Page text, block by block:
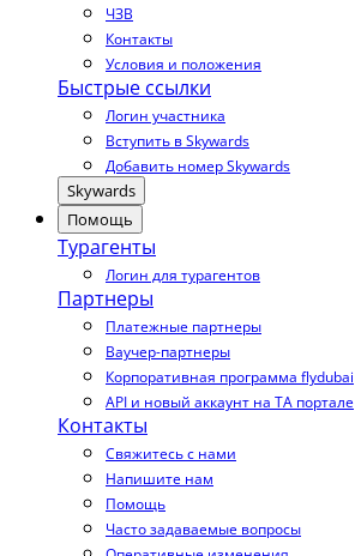
ЧЗВ
Контакты
Условия и положения
Быстрые ссылки
Логин участника
Вступить в Skywards
Добавить номер Skywards
Skywards
Помощь
Турагенты
Логин для турагентов
Партнеры
Платежные партнеры
Ваучер-партнеры
Корпоративная программа flydubai
API и новый аккаунт на TA портале
Контакты
Свяжитесь с нами
Напишите нам
Помощь
Часто задаваемые вопросы